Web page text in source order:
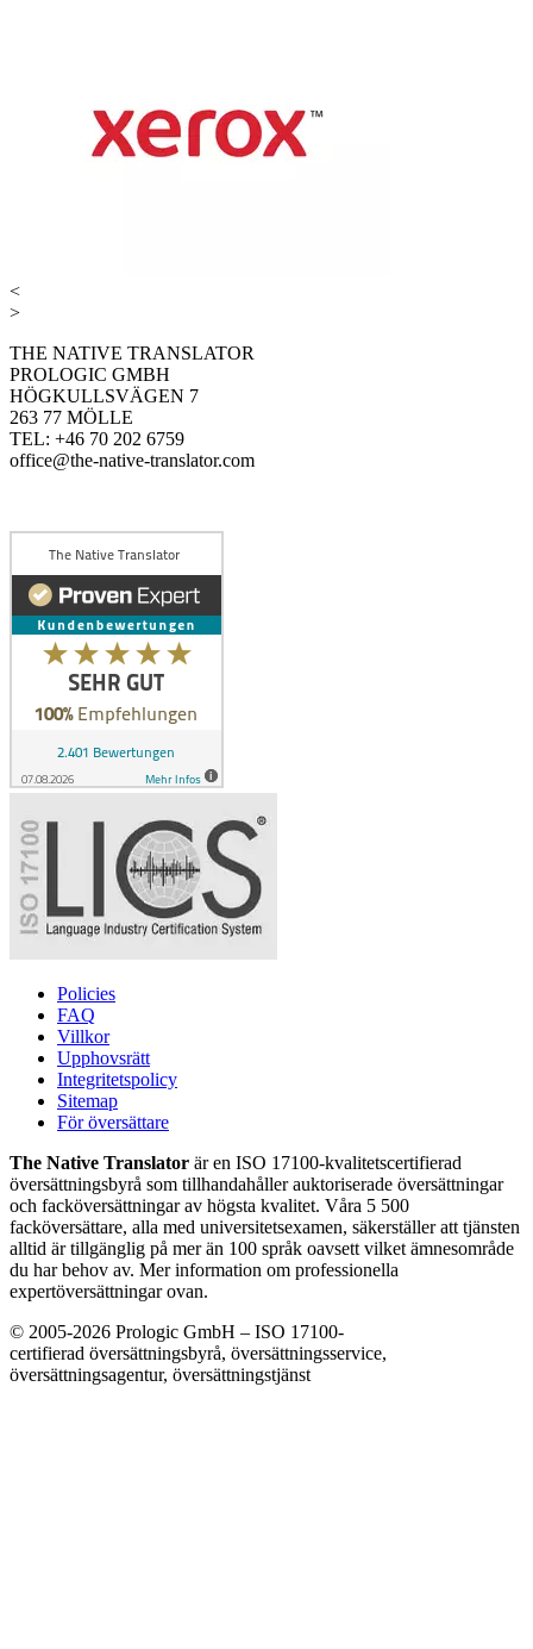
<
>
THE NATIVE TRANSLATOR
PROLOGIC GMBH
HÖGKULLSVÄGEN 7
263 77 MÖLLE
TEL: +46 70 202 6759
office@the-native-translator.com
Policies
FAQ
Villkor
Upphovsrätt
Integritetspolicy
Sitemap
För översättare
The Native Translator är en ISO 17100-kvalitetscertifierad
översättningsbyrå som tillhandahåller auktoriserade översättningar
och facköversättningar av högsta kvalitet. Våra 5 500
facköversättare, alla med universitetsexamen, säkerställer att tjänsten
alltid är tillgänglig på mer än 100 språk oavsett vilket ämnesområde
du har behov av. Mer information om professionella
expertöversättningar ovan.
© 2005-2026 Prologic GmbH – ISO 17100-
certifierad översättningsbyrå, översättningsservice,
översättningsagentur, översättningstjänst